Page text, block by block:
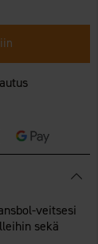
veitsesi
sekä